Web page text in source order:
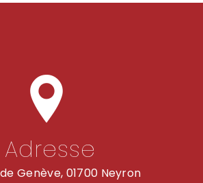
Adresse
de Genève, 01700 Neyron